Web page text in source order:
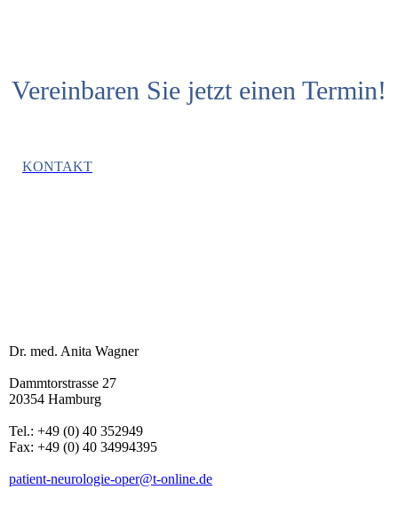
Vereinbaren Sie jetzt einen Termin!
KONTAKT
Dr. med. Anita Wagner
Dammtorstrasse 27
20354 Hamburg
Tel.: +49 (0) 40 352949
Fax: +49 (0) 40 34994395
patient-neurologie-oper@t-online.de